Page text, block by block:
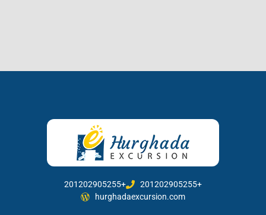
201202905255+
201202905255+
hurghadaexcursion.com